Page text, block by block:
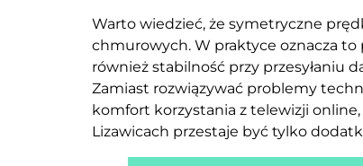
Warto wiedzieć, że symetryczne
chmurowych. W praktyce oznacza to
również stabilność przy przesyłaniu
Zamiast rozwiązywać problemy
komfort korzystania z telewizji online,
Lizawicach przestaje być tylko